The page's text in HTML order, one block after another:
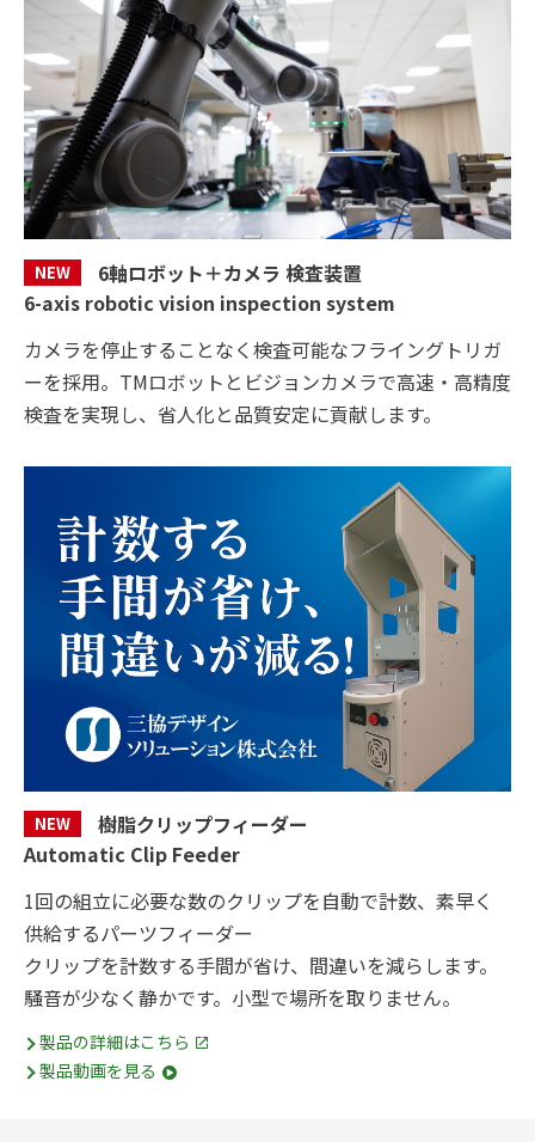
NEW
6軸ロボット＋カメラ 検査装置
6-axis robotic vision inspection system
カメラを停止することなく検査可能なフライングトリガ
ーを採用。TMロボットとビジョンカメラで高速・高精度
検査を実現し、省人化と品質安定に貢献します。
NEW
樹脂クリップフィーダー
Automatic Clip Feeder
1回の組立に必要な数のクリップを自動で計数、素早く
供給するパーツフィーダー
クリップを計数する手間が省け、間違いを減らします。
騒音が少なく静かです。小型で場所を取りません。
製品の詳細はこちら
製品動画を見る